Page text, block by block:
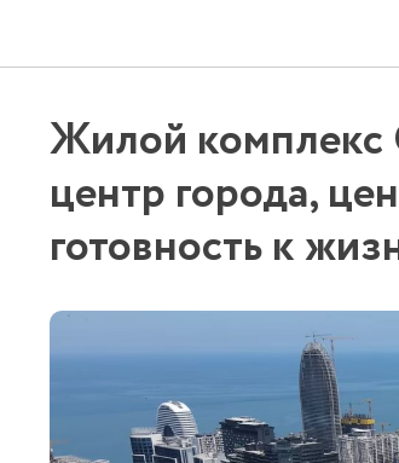
Жилой комплекс
центр города,
готовность к